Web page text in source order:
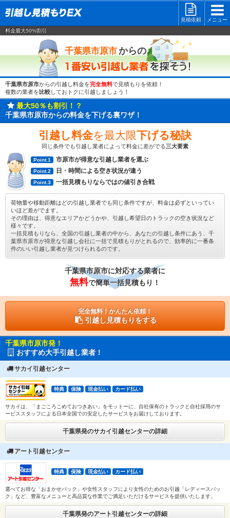
見積依頼
メニュー
料金最大50%割引
千葉県市原市からの
千葉県市原市からの引越し料金を完全無料で見積もりを依頼！
複数の業者を 比較しておトクに引越しましょう！
最大50％も割引！？
千葉県市原市からの料金を下げる裏ワザ！
引越し料金を最大限下げる秘訣
同じ条件でも引越し業者によって料金に差がでる三大要素
Point.1 市原市が得意な引越し業者を選ぶ
Point.2 日・時間による空き状況が違う
Point.3 一括見積もりならではの値引き合戦
荷物量や移動距離はどの引越し業者でも同じ条件ですが、料金は必ずといってい
いほど差がでます。
その理由は、得意なエリアかどうかや、引越し希望日のトラックの空き状況など
様々です。
一括見積もりなら、全国の引越し業者の中から、あなたの引越し条件にあう、千
葉県市原市が得意な引越し会社に一括で見積もりがとれるので、効率的に一番条
件のいい引越し業者が見つけられるのです。
千葉県市原市に対応する業者に
無料で簡単一括見積もり！
完全無料！かんたん依頼！
引越し見積もりをする
千葉県市原市発！
おすすめ大手引越し業者！
サカイ引越センター
特典 保険 現金払い カード払い
サカイは、「まごころこめておつきあい」をモットーに、自社保有のトラックと自社採用のサ
ービススタッフによる日本全国での安定したサービスをお届けしております。
千葉県発のサカイ引越センターの詳細
アート引越センター
特典 保険 現金払い カード払い
選べてお得な「おまかせパック」や女性スタッフにより女性のためのお引越「レディースパッ
ク」など、豊富なメニューと高品質な作業でご満足いただけるサービスを提供いたします。
千葉県発のアート引越センターの詳細